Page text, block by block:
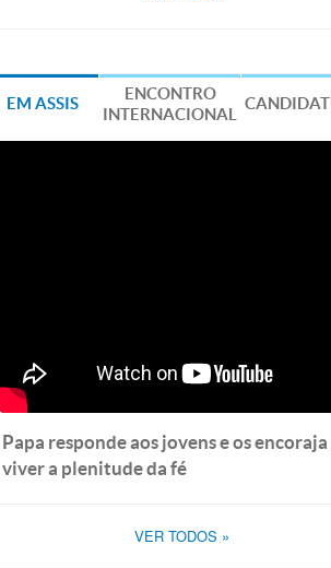
EM ASSIS
ENCONTRO
INTERNACIONAL
Papa responde aos jovens e os encoraja
viver a plenitude da fé
VER TODOS »